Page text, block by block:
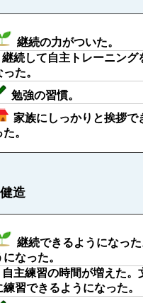
継続の力がついた。
継続して自主トレーニング
った。
勉強の習慣。
家族にしっかりと挨拶で
た。
造
継続できるようになっ
になった。
自主練習の時間が増えた。
練習できるようになった。